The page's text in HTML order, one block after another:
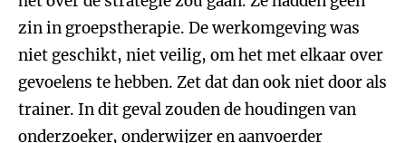
zin in groepstherapie. De werkomgeving was
niet geschikt, niet veilig, om het met elkaar over
gevoelens te hebben. Zet dat dan ook niet door als
trainer. In dit geval zouden de houdingen van
onderzoeker, onderwijzer en aanvoerder